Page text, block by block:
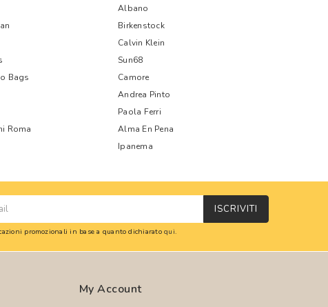
Albano
Birkenstock
Calvin Klein
Sun68
Bags
Camore
Andrea Pinto
Paola Ferri
Roma
Alma En Pena
Ipanema
ISCRIVITI
promozionali in base a quanto dichiaratoqui.
My Account